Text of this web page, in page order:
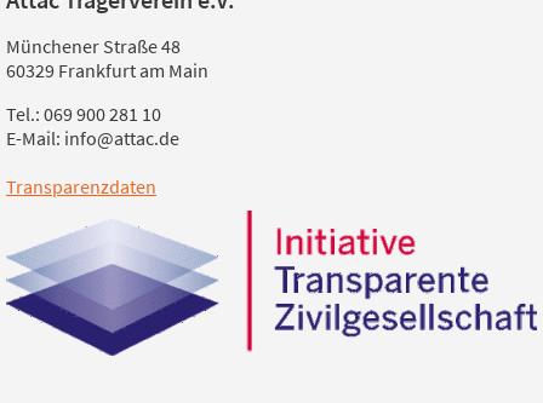
Münchener Straße 48
60329 Frankfurt am Main
Tel.: 069 900 281 10
E-Mail: info@attac.de
Transparenzdaten